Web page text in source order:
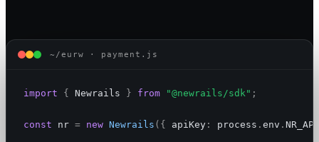
~/eurw · payment.js
import { Newrails } from "@newrails/sdk" ;
const nr = new Newrails ({ apiKey : process . env .